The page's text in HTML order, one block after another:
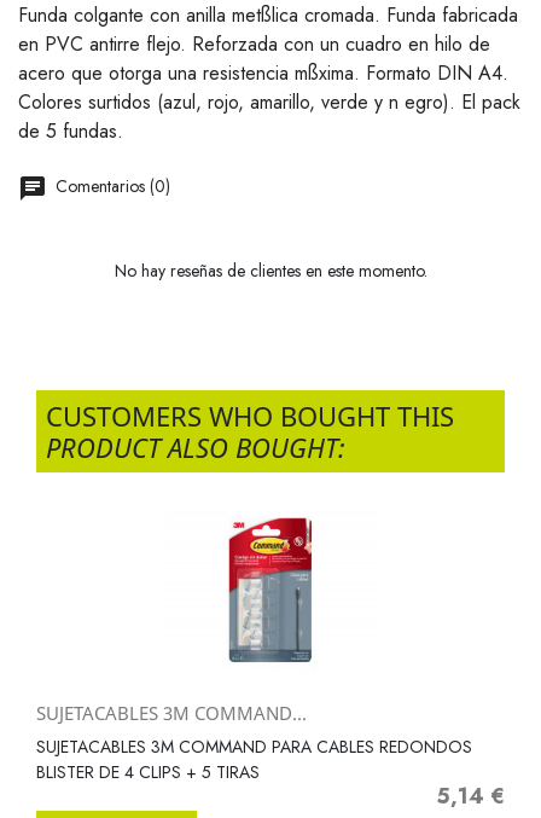
Funda colgante con anilla metßlica cromada. Funda fabricada
en PVC antirre flejo. Reforzada con un cuadro en hilo de
acero que otorga una resistencia mßxima. Formato DIN A4.
Colores surtidos (azul, rojo, amarillo, verde y n egro). El pack
de 5 fundas.
Comentarios (0)
No hay reseñas de clientes en este momento.
CUSTOMERS WHO BOUGHT THIS
PRODUCT ALSO BOUGHT:
SUJETACABLES 3M COMMAND...
SUJETACABLES 3M COMMAND PARA CABLES REDONDOS
BLISTER DE 4 CLIPS + 5 TIRAS
Precio
5,14 €